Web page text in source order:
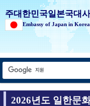
주대한민국일본국대
Embassy of Japan in Korea
2026년도 일한문